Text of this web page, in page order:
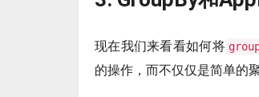
现在我们来看看如何将
的操作，而不仅仅是简单的